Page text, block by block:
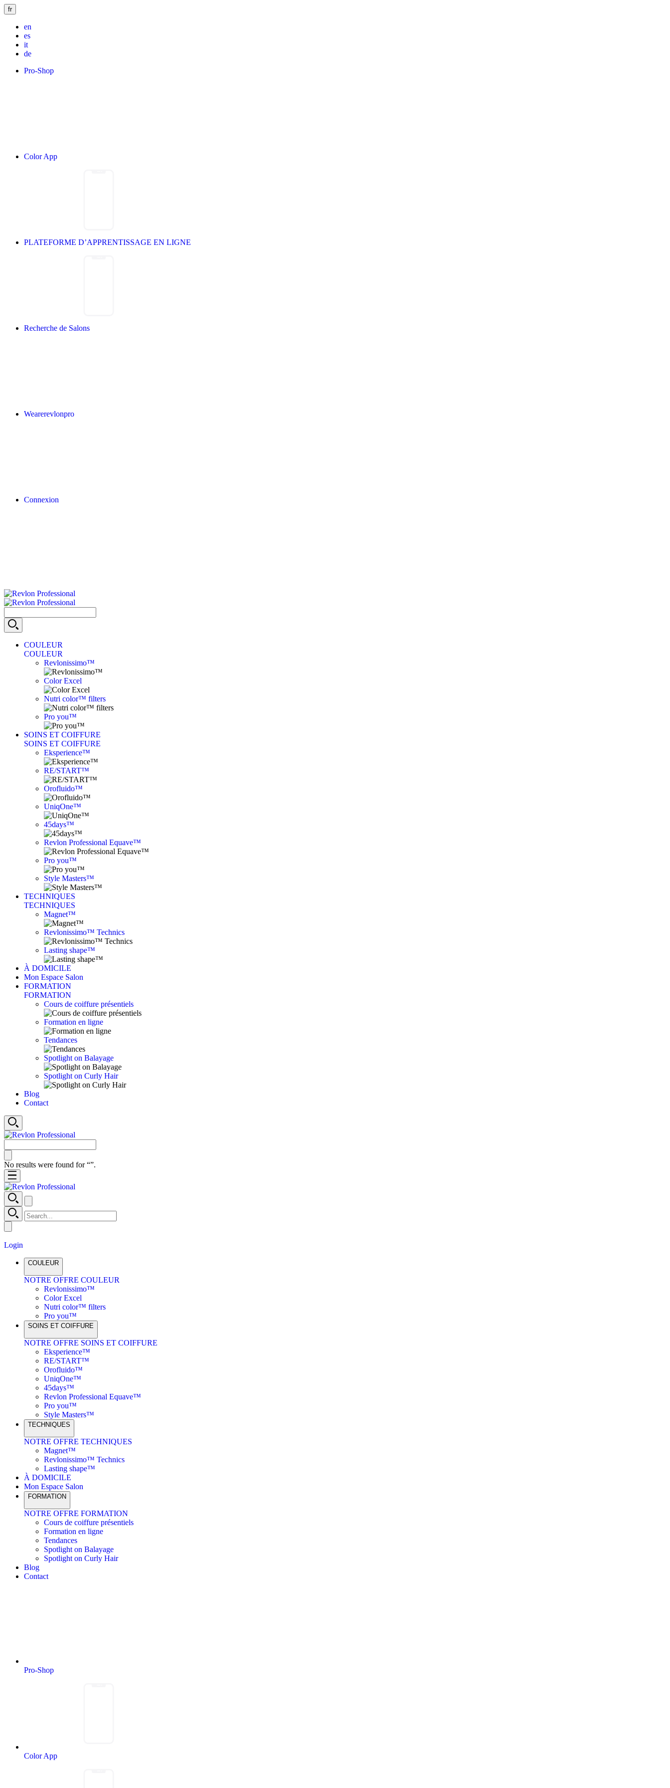
fr
en
es
it
de
Pro-Shop
Color App
PLATEFORME D’APPRENTISSAGE EN LIGNE
Recherche de Salons
Wearerevlonpro
Connexion
COULEUR
COULEUR
Revlonissimo™
Color Excel
Nutri color™ filters
Pro you™
SOINS ET COIFFURE
SOINS ET COIFFURE
Eksperience™
RE/START™
Orofluido™
UniqOne™
45days™
Revlon Professional Equave™
Pro you™
Style Masters™
TECHNIQUES
TECHNIQUES
Magnet™
Revlonissimo™ Technics
Lasting shape™
À DOMICILE
Mon Espace Salon
FORMATION
FORMATION
Cours de coiffure présentiels
Formation en ligne
Tendances
Spotlight on Balayage
Spotlight on Curly Hair
Blog
Contact
No results were found for “”.
Login
COULEUR
NOTRE OFFRE COULEUR
Revlonissimo™
Color Excel
Nutri color™ filters
Pro you™
SOINS ET COIFFURE
NOTRE OFFRE SOINS ET COIFFURE
Eksperience™
RE/START™
Orofluido™
UniqOne™
45days™
Revlon Professional Equave™
Pro you™
Style Masters™
TECHNIQUES
NOTRE OFFRE TECHNIQUES
Magnet™
Revlonissimo™ Technics
Lasting shape™
À DOMICILE
Mon Espace Salon
FORMATION
NOTRE OFFRE FORMATION
Cours de coiffure présentiels
Formation en ligne
Tendances
Spotlight on Balayage
Spotlight on Curly Hair
Blog
Contact
Pro-Shop
Color App